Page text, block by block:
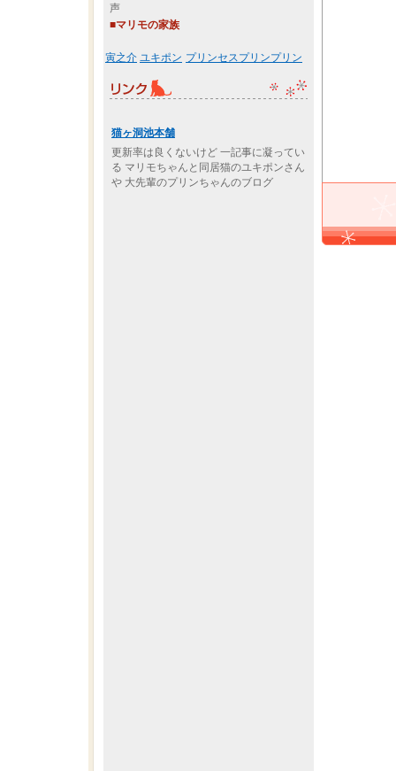
声
■マリモの家族
寅之介 ユキポン プリンセスプリンプリン
猫ヶ洞池本舗
更新率は良くないけど 一記事に凝ってい
る マリモちゃんと同居猫のユキポンさん
や 大先輩のプリンちゃんのブログ